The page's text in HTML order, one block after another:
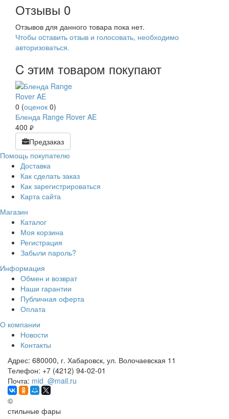
Отзывы 0
Отзывов для данного товара пока нет.
Чтобы оcтавить отзыв и голосовать, необходимо
авторизоваться.
C этим товаром покупают
0 (оценок 0)
Бленда Range Rover AE
400 руб.
Предзаказ
Помощь покупателю
Доставка
Как сделать заказ
Как зарегистрироваться
Карта сайта
Магазин
Каталог
Моя корзина
Регистрация
Забыли пароль?
Информация
Обмен и возврат
Наши гарантии
Публичная оферта
Оплата
О компании
Новости
Контакты
Адрес: 680000, г. Хабаровск, ул. Волочаевская 11
Телефон: +7 (4212) 94-02-01
Почта: mid_@mail.ru
©
стильные фары